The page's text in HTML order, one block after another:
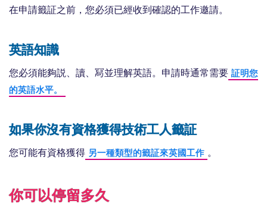
在申請籤証之前，您必須已經收到確認的工作邀請。
英語知識
您必須能夠説、讀、冩並理解英語。申請時通常需要 証明您
的英語水平。
如果你沒有資格獲得技術工人籤証
您可能有資格獲得 另一種類型的籤証來英國工作 。
你可以停留多久